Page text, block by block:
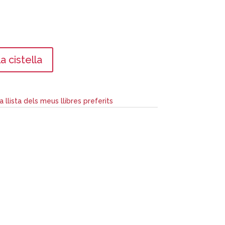
cistella
llista dels meus llibres preferits